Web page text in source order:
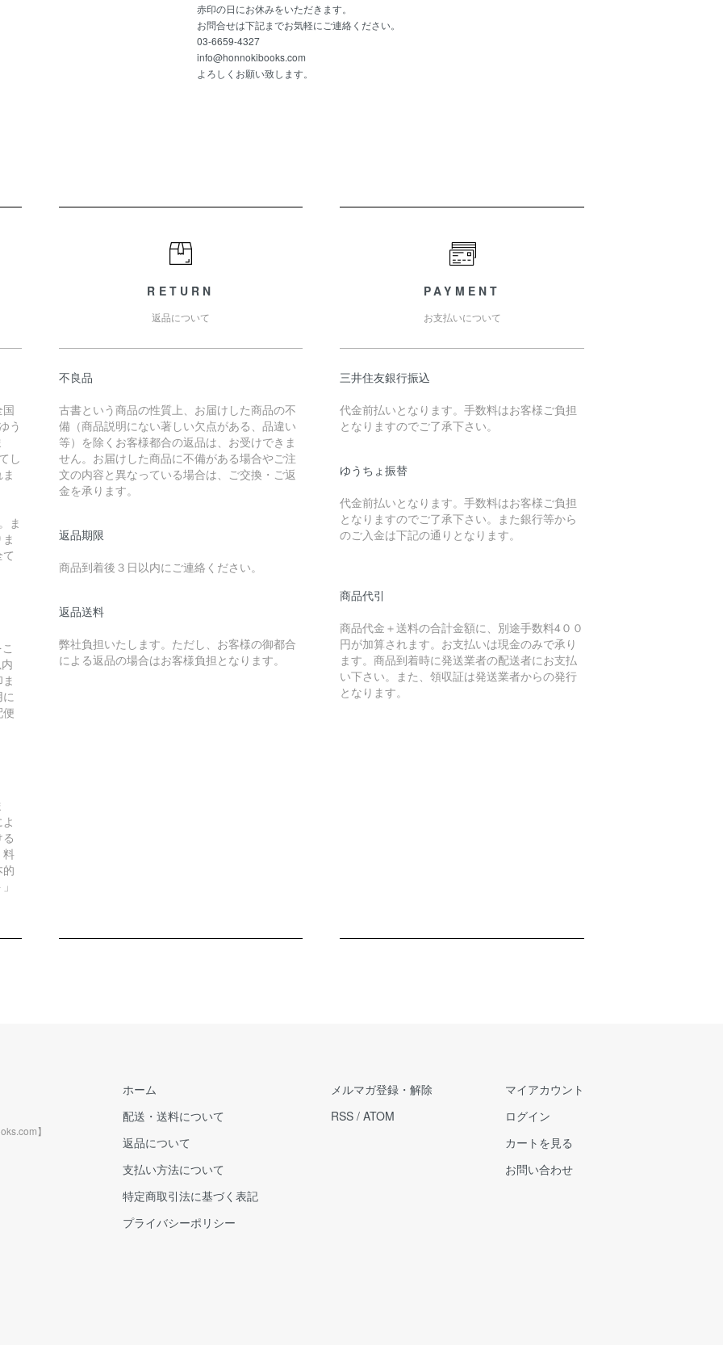
赤印の日にお休みをいただきます。
お問合せは下記までお気軽にご連絡ください。
03-6659-4327
info@honnokibooks.com
よろしくお願い致します。
国
う
し
ま
料
RETURN
返品について
不良品
古書という商品の性質上、お届けした商品の不
備（商品説明にない著しい欠点がある、品違い
等）を除くお客様都合の返品は、お受けできま
せん。お届けした商品に不備がある場合やご注
文の内容と異なっている場合は、ご交換・ご返
金を承ります。
返品期限
商品到着後３日以内にご連絡ください。
返品送料
弊社負担いたします。ただし、お客様の御都合
による返品の場合はお客様負担となります。
PAYMENT
お支払いについて
三井住友銀行振込
代金前払いとなります。手数料はお客様ご負担
となりますのでご了承下さい。
ゆうちょ振替
代金前払いとなります。手数料はお客様ご負担
となりますのでご了承下さい。また銀行等から
のご入金は下記の通りとなります。
商品代引
商品代金＋送料の合計金額に、別途手数料4００
円が加算されます。お支払いは現金のみで承り
ます。商品到着時に発送業者の配送者にお支払
い下さい。また、領収証は発送業者からの発行
となります。
】
ホーム
配送・送料について
返品について
支払い方法について
特定商取引法に基づく表記
プライバシーポリシー
メルマガ登録・解除
RSS / ATOM
マイアカウント
ログイン
カートを見る
お問い合わせ